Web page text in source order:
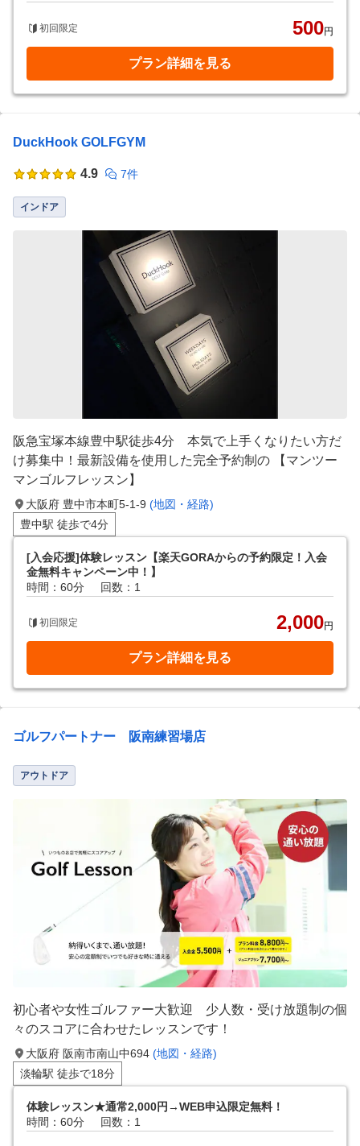
初回限定 500円
プラン詳細を見る
DuckHook GOLFGYM
4.9 7件
インドア
阪急宝塚本線豊中駅徒歩4分 本気で上手くなりたい方だ
け募集中！最新設備を使用した完全予約制の 【マンツー
マンゴルフレッスン】
大阪府 豊中市本町5-1-9 (地図・経路)
豊中駅 徒歩で4分
[入会応援]体験レッスン【楽天GORAからの予約限定！入会
金無料キャンペーン中！】
時間：60分
回数：1
初回限定 2,000円
プラン詳細を見る
ゴルフパートナー 阪南練習場店
アウトドア
初心者や女性ゴルファー大歓迎 少人数・受け放題制の個
々のスコアに合わせたレッスンです！
大阪府 阪南市南山中694 (地図・経路)
淡輪駅 徒歩で18分
体験レッスン★通常2,000円→WEB申込限定無料！
時間：60分
回数：1